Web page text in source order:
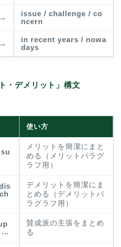
→
issue / challenge / co
ncern
→
in recent years / nowa
days
・デメリット」構文
使い方
メリットを簡潔にまと
める（メリットパラグ
ラフ用）
デメリットを簡潔にま
とめる（デメリットパ
ラグラフ用）
…
賛成派の主張をまとめ
る